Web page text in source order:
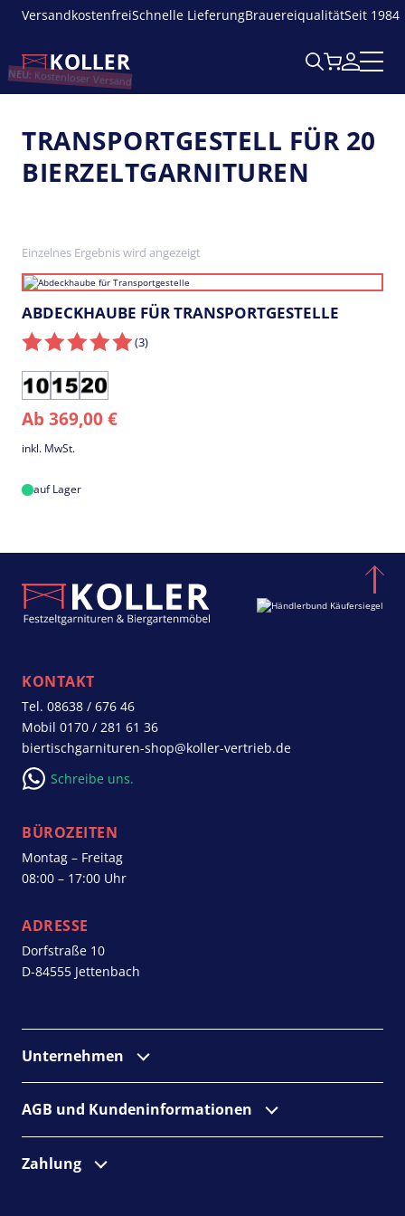
VersandkostenfreiSchnelle LieferungBrauereiqualitätSeit 1984
NEU:Kostenloser Versand
TRANSPORTGESTELL FÜR 20
BIERZELTGARNITUREN
Einzelnes Ergebnis wird angezeigt
ABDECKHAUBE FÜR TRANSPORTGESTELLE
(3)
für
Bierzeltgarnituren
für
Bierzeltgarnituren
für
Ab 369,00 €
inkl. MwSt.
auf Lager
KONTAKT
Tel. 08638 / 676 46
Mobil 0170 / 281 61 36
biertischgarnituren-shop@koller-vertrieb.de
Schreibe uns.
BÜROZEITEN
Montag – Freitag
08:00 – 17:00 Uhr
ADRESSE
Dorfstraße 10
D-84555 Jettenbach
Unternehmen
AGB und Kunden­informationen
Zahlung